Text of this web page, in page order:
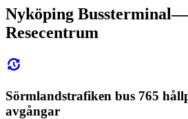
Nyköping
Resecentrum
Sörmlandstrafiken bus 765
avgångar